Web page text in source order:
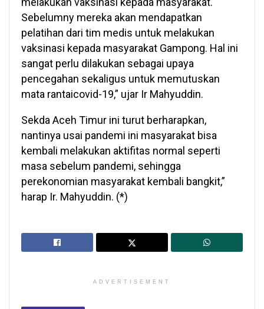
Sebelumny mereka akan mendapatkan
pelatihan dari tim medis untuk melakukan
vaksinasi kepada masyarakat Gampong. Hal ini
sangat perlu dilakukan sebagai upaya
pencegahan sekaligus untuk memutuskan
mata rantaicovid-19,” ujar Ir Mahyuddin.
Sekda Aceh Timur ini turut berharapkan,
nantinya usai pandemi ini masyarakat bisa
kembali melakukan aktifitas normal seperti
masa sebelum pandemi, sehingga
perekonomian masyarakat kembali bangkit,”
harap Ir. Mahyuddin. (*)
ADVERTISEMENT